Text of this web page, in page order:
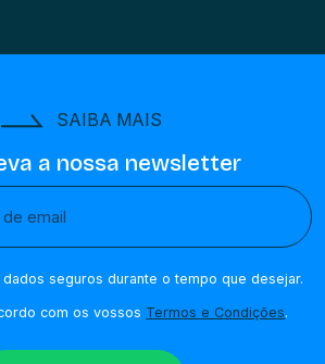
SAIBA MAIS
a nossa newsletter
seguros durante o tempo que desejar.
com os vossos Termos e Condições.